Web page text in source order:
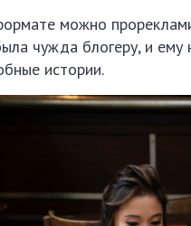
можно
чужда блогеру, и ему
истории.